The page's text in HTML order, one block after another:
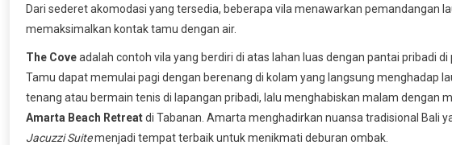
Dari sederet akomodasi yang tersedia, beberapa vila menawarkan pemandangan
memaksimalkan kontak tamu dengan air.
The Coveadalah contoh vila yang berdiri di atas lahan luas dengan pantai pribadi
Tamu dapat memulai pagi dengan berenang di kolam yang langsung menghadap
tenang atau bermain tenis di lapangan pribadi, lalu menghabiskan malam dengan
Amarta Beach Retreatdi Tabanan. Amarta menghadirkan nuansa tradisional Bali
Jacuzzi Suitemenjadi tempat terbaik untuk menikmati deburan ombak.